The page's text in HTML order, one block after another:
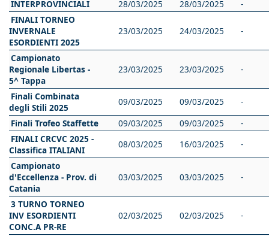
INTERPROVINCIALI 28/03/2025 28/03/2025
-
FINALI TORNEO
INVERNALE
ESORDIENTI 2025
23/03/2025 24/03/2025 -
Campionato
Regionale Libertas -
5^ Tappa
23/03/2025 23/03/2025 -
Finali Combinata
degli Stili 2025
09/03/2025 09/03/2025
-
Finali Trofeo Staffette
09/03/2025 09/03/2025
-
FINALI CRCVC 2025 -
Classifica ITALIANI
08/03/2025 16/03/2025
-
Campionato
d'Eccellenza - Prov. di
Catania
03/03/2025 03/03/2025 -
3 TURNO TORNEO
INV ESORDIENTI
CONC.A PR-RE
02/03/2025 02/03/2025 -